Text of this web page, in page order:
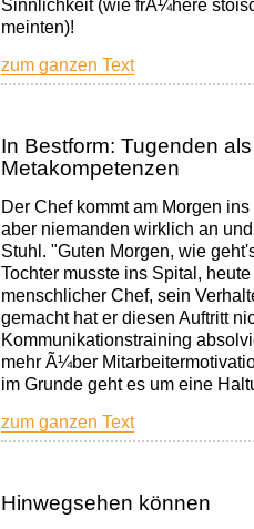
Sinnlichkeit (wie frÃ¼here
meinten)!
zum ganzen Text
In Bestform: Tugenden
Metakompetenzen
Der Chef kommt am Morgen
aber niemanden wirklich an
Stuhl. "Guten Morgen, wie
Tochter musste ins Spital,
menschlicher Chef, sein
gemacht hat er diesen Auftritt
Kommunikationstraining
mehr Ã¼ber
im Grunde geht es um eine
zum ganzen Text
Hinwegsehen können